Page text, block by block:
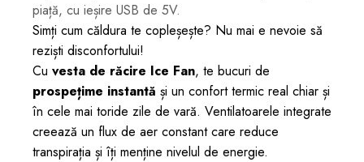
piață, cu ieșire USB de 5V.
Simți cum căldura te copleșește? Nu mai e nevoie să
reziști disconfortului!
Cu vesta de răcire Ice Fan, te bucuri de
prospețime instantă și un confort termic real chiar și
în cele mai toride zile de vară. Ventilatoarele integrate
creează un flux de aer constant care reduce
transpirația și îți menține nivelul de energie.